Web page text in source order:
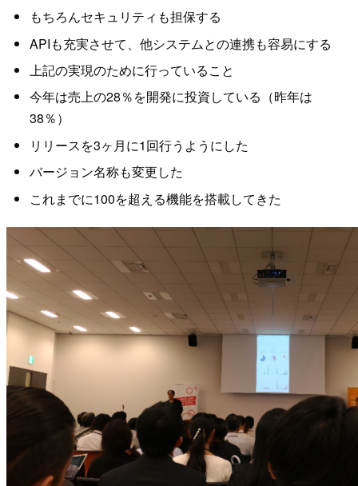
もちろんセキュリティも担保する
APIも充実させて、他システムとの連携も容易にする
上記の実現のために行っていること
今年は売上の28％を開発に投資している（昨年は
38％）
リリースを3ヶ月に1回行うようにした
バージョン名称も変更した
これまでに100を超える機能を搭載してきた